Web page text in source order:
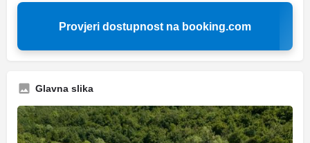
Provjeri dostupnost na booking.com
Glavna slika